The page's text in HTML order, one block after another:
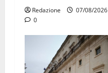
Redazione
07/08/2026
0